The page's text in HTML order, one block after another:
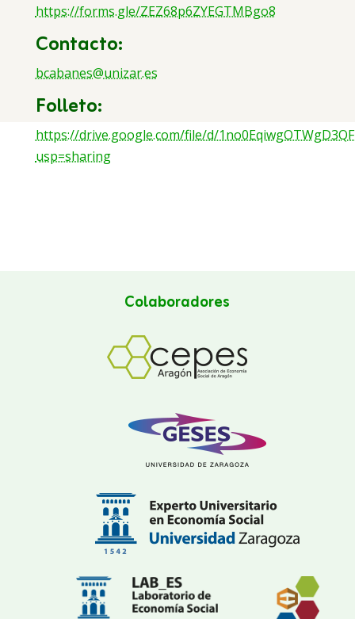
https://forms.gle/ZEZ68p6ZYEGTMBgo8
Contacto:
bcabanes@unizar.es
Folleto:
https://drive.google.com/file/d/
usp=sharing
Colaboradores